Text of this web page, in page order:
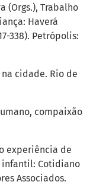
(Orgs.), Trabalho
Haverá
338). Petrópolis:
na cidade. Rio de
compaixão
experiência de
infantil: Cotidiano
Associados.